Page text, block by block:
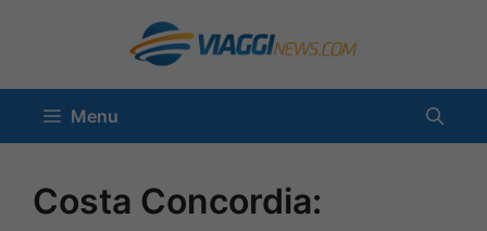
contenuto
Menu
Costa Concordia: